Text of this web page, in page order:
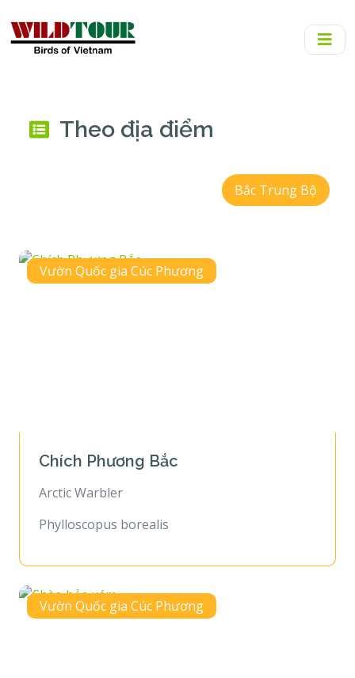
Theo địa điểm
Bắc Trung Bộ
Vườn Quốc gia Cúc Phương
Chích Phương Bắc
Arctic Warbler
Phylloscopus borealis
Vườn Quốc gia Cúc Phương